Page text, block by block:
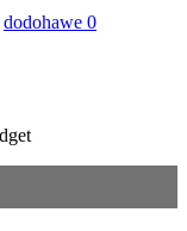
dodohawe 0